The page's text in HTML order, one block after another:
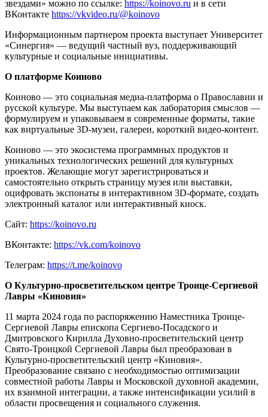
звездами» можно по ссылке: https://koinovo.ru и в сети
ВКонтакте https://vkvideo.ru/@koinovo
Информационным партнером проекта выступает Университет
«Синергия» — ведущий частный вуз, поддерживающий
культурные и социальные инициативы.
О платформе Коиново
Коиново — это социальная медиа-платформа о Православии и
русской культуре. Мы выступаем как лаборатория смыслов —
формулируем и упаковываем в современные форматы, такие
как виртуальные 3D-музеи, галереи, короткий видео-контент.
Коиново — это экосистема программных продуктов и
уникальных технологических решений для культурных
проектов. Желающие могут зарегистрироваться и
самостоятельно открыть страницу музея или выставки,
оцифровать экспонаты в интерактивном 3D-формате, создать
электронный каталог или интерактивный киоск.
Сайт: https://koinovo.ru
ВКонтакте: https://vk.com/koinovo
Телеграм: https://t.me/koinovo
О Культурно-просветительском центре Троице-Сергиевой
Лавры «Киновия»
11 марта 2024 года по распоряжению Наместника Троице-
Сергиевой Лавры епископа Сергиево-Посадского и
Дмитровского Кирилла Духовно-просветительский центр
Свято-Троицкой Сергиевой Лавры был преобразован в
Культурно-просветительский центр «Киновия».
Преобразование связано с необходимостью оптимизации
совместной работы Лавры и Московской духовной академии,
их взаимной интеграции, а также интенсификации усилий в
области просвещения и социального служения.